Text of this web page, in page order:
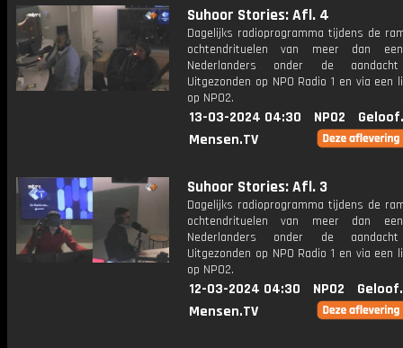
Suhoor Stories: Afl. 4
Dagelijks radioprogramma tijdens de
ochtendrituelen van meer dan
Nederlanders onder de
Uitgezonden op NPO Radio 1 en via een
op NPO2.
13-03-2024 04:30 NPO2
Mensen.TV
Suhoor Stories: Afl. 3
Dagelijks radioprogramma tijdens de
ochtendrituelen van meer dan
Nederlanders onder de
Uitgezonden op NPO Radio 1 en via een
op NPO2.
12-03-2024 04:30 NPO2
Mensen.TV